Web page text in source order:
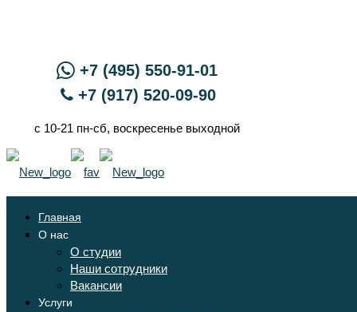
+7 (495) 550-91-01
+7 (917) 520-09-90
с 10-21 пн-сб, воскресенье выходной
Главная
О нас
О студии
Наши сотрудники
Вакансии
Услуги